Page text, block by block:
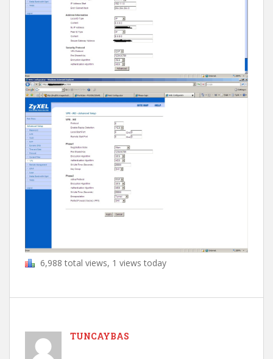
6,988 total views, 1 views today
TUNCAYBAS